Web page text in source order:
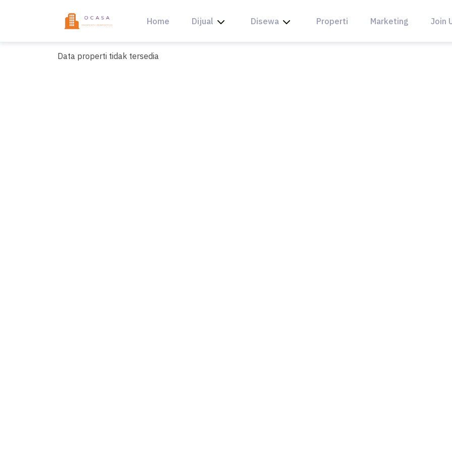
Home Dijual Disewa Properti Marketing Join
Data properti tidak tersedia